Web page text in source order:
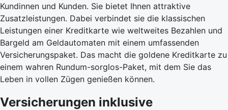
Kundinnen und Kunden. Sie bietet Ihnen attraktive
Zusatzleistungen. Dabei verbindet sie die klassischen
Leistungen einer Kreditkarte wie weltweites Bezahlen und
Bargeld am Geldautomaten mit einem umfassenden
Versicherungspaket. Das macht die goldene Kreditkarte zu
einem wahren Rundum-sorglos-Paket, mit dem Sie das
Leben in vollen Zügen genießen können.
Versicherungen inklusive